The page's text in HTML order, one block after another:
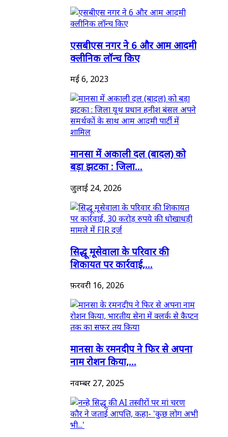
एसबीएस नगर ने 6 और आम आदमी
क्लीनिक लॉन्च किए
मई 6, 2023
मानसा में अकाली दल (बादल) को
बड़ा झटका : जिला...
जुलाई 24, 2026
सिद्धू मूसेवाला के परिवार की
शिकायत पर कार्रवाई,...
फ़रवरी 16, 2026
मानसा के रमनदीप ने फिर से अपना
नाम रोशन किया,...
नवम्बर 27, 2025